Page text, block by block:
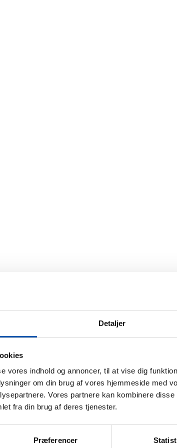
Detaljer
vores indhold og annoncer, til at vise dig
om din brug af vores hjemmeside med
Vores partnere kan kombinere
fra din brug af deres tjenester.
Præferencer